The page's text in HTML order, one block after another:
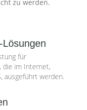
zu werden.
für
die im Internet,
ausgeführt werden.